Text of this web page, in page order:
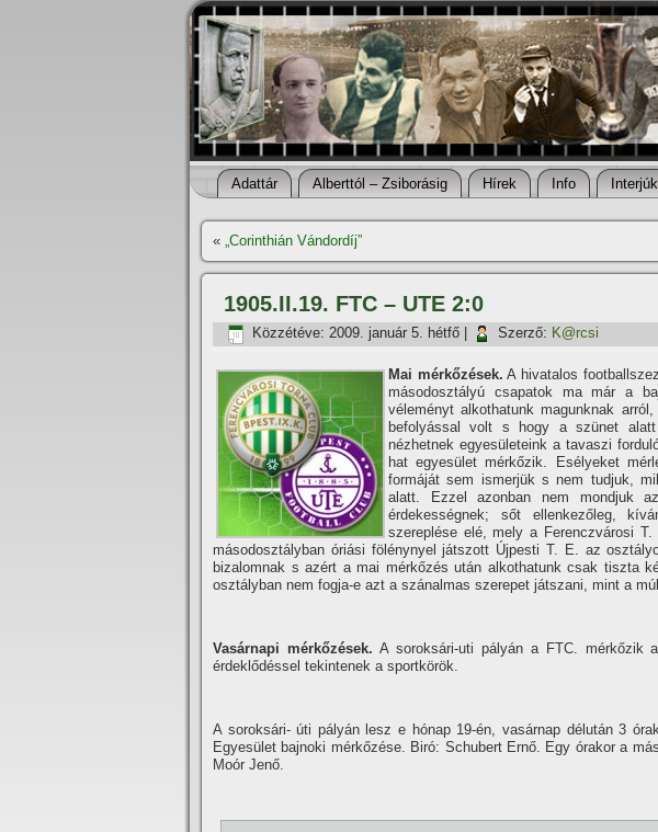
Adattár Alberttól – Zsiborásig Hí­rek Info Interjúk
« „Corinthián Vándordí­j”
1905.II.19. FTC – UTE 2:0
Közzétéve: 2009. január 5. hétfő Szerző: K@rcsi
Mai mérkőzések. A hivatalos
másodosztályú csapatok ma már a
véleményt alkothatunk magunknak
befolyással volt s hogy a szünet alatt
nézhetnek egyesületeink a tavaszi
hat egyesület mérkőzik. Esélyeket
formáját sem ismerjük s nem tudjuk,
alatt. Ezzel azonban nem mondjuk
érdekességnek; sőt ellenkezőleg,
szereplése elé, mely a Ferenczvárosi
másodosztályban óriási fölénynyel játszott Újpesti T. E. az
bizalomnak s azért a mai mérkőzés után alkothatunk csak tiszta
osztályban nem fogja-e azt a szánalmas szerepet játszani, mint a
Vasárnapi mérkőzések. A soroksári-uti pályán a FTC. mérkőzik
érdeklődéssel tekintenek a sportkörök.
A soroksári- úti pályán lesz e hónap 19-én, vasárnap délután 3
Egyesület bajnoki mérkőzése. Biró: Schubert Ernő. Egy órakor a
Moór Jenő.